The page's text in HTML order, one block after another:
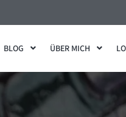
BLOG ÜBER MICH